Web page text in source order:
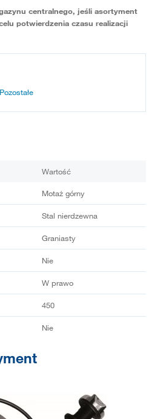
centralnego, jeśli asortyment
potwierdzenia czasu realizacji
Pozostałe
Wartość
Motaż górny
Stal nierdzewna
Graniasty
Nie
W prawo
450
Nie